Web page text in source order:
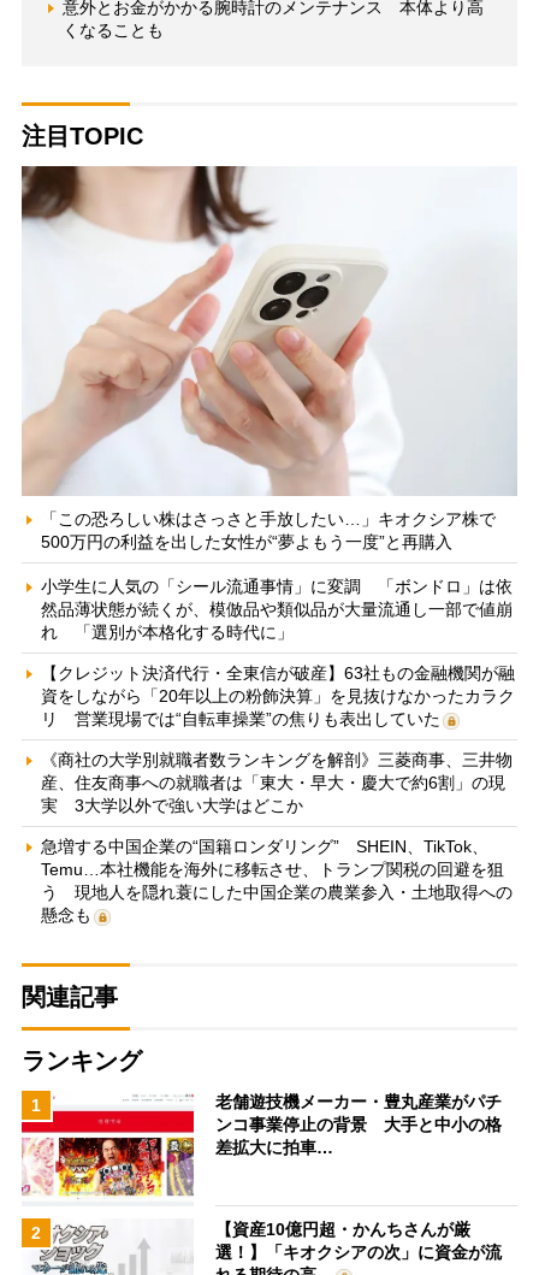
意外とお金がかかる腕時計のメンテナンス 本体より高
くなることも
注目TOPIC
「この恐ろしい株はさっさと手放したい…」キオクシア株で
500万円の利益を出した女性が“夢よもう一度”と再購入
小学生に人気の「シール流通事情」に変調 「ボンドロ」は依
然品薄状態が続くが、模倣品や類似品が大量流通し一部で値崩
れ 「選別が本格化する時代に」
【クレジット決済代行・全東信が破産】63社もの金融機関が融
資をしながら「20年以上の粉飾決算」を見抜けなかったカラク
リ 営業現場では“自転車操業”の焦りも表出していた
《商社の大学別就職者数ランキングを解剖》三菱商事、三井物
産、住友商事への就職者は「東大・早大・慶大で約6割」の現
実 3大学以外で強い大学はどこか
急増する中国企業の“国籍ロンダリング” SHEIN、TikTok、
Temu…本社機能を海外に移転させ、トランプ関税の回避を狙
う 現地人を隠れ蓑にした中国企業の農業参入・土地取得への
懸念も
関連記事
ランキング
1
老舗遊技機メーカー・豊丸産業がパチ
ンコ事業停止の背景 大手と中小の格
差拡大に拍車…
2
【資産10億円超・かんちさんが厳
選！】「キオクシアの次」に資金が流